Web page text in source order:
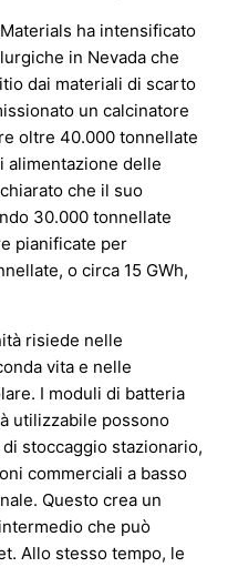
ha intensificato
in Nevada che
dai materiali di scarto
un calcinatore
oltre 40.000 tonnellate
alimentazione delle
che il suo
30.000 tonnellate
pianificate per
o circa 15 GWh,
risiede nelle
vita e nelle
I moduli di batteria
utilizzabile possono
stoccaggio stazionario,
commerciali a basso
Questo crea un
che può
Allo stesso tempo, le